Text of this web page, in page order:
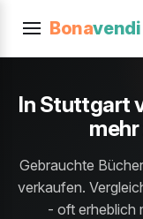
Bonavendi
In Stuttgart
Gebrauchte
verkaufen.
- oft erheblich